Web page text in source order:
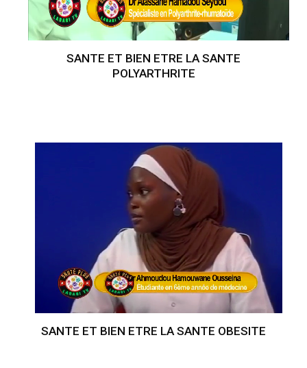
SANTE ET BIEN ETRE LA SANTE
POLYARTHRITE
SANTE ET BIEN ETRE LA SANTE OBESITE